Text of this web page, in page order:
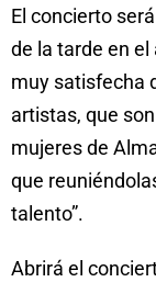
El concierto
de la tarde en el
muy satisfecha
artistas, que
mujeres de
que
talento”.
Abrirá el